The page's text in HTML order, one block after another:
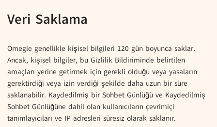
Veri Saklama
Omegle genellikle kişisel bilgileri 120 gün boyunca saklar.
Ancak, kişisel bilgiler, bu Gizlilik Bildiriminde belirtilen
amaçları yerine getirmek için gerekli olduğu veya yasaların
gerektirdiği veya izin verdiği şekilde daha uzun bir süre
saklanabilir. Kaydedilmiş bir Sohbet Günlüğü ve Kaydedilmiş
Sohbet Günlüğüne dahil olan kullanıcıların çevrimiçi
tanımlayıcıları ve IP adresleri süresiz olarak saklanır.